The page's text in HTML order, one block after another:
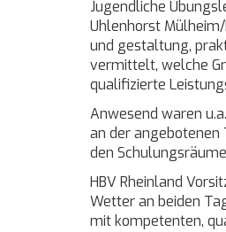
Jugendliche
Uhlenhorst
und gestaltung,
vermittelt, welche
qualifizierte
Anwesend waren
an der angebotenen
den
HBV Rheinland
Wetter an beiden
mit kompetenten,